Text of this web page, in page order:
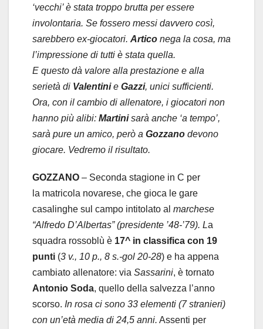
‘vecchi’ è stata troppo brutta per essere
involontaria. Se fossero messi davvero così,
sarebbero ex-giocatori. Artico nega la cosa, ma
l’impressione di tutti è stata quella.
E questo dà valore alla prestazione e alla
serietà di Valentinie Gazzi, unici sufficienti.
Ora, con il cambio di allenatore, i giocatori non
hanno più alibi: Martinisarà anche ‘a tempo’,
sarà pure un amico, però a Gozzano devono
giocare. Vedremo il risultato.
GOZZANO – Seconda stagione in C per
la matricola novarese, che gioca le gare
casalinghe sul campo intitolato al marchese
“Alfredo D’Albertas” (presidente ’48-’79). La
squadra rossoblù è 17^ in classifica con 19
punti (3 v., 10 p., 8 s.-gol 20-28) e ha appena
cambiato allenatore: via Sassarini, è tornato
Antonio Soda, quello della salvezza l’anno
scorso. In rosa ci sono 33 elementi (7 stranieri)
con un’età media di 24,5 anni. Assenti per